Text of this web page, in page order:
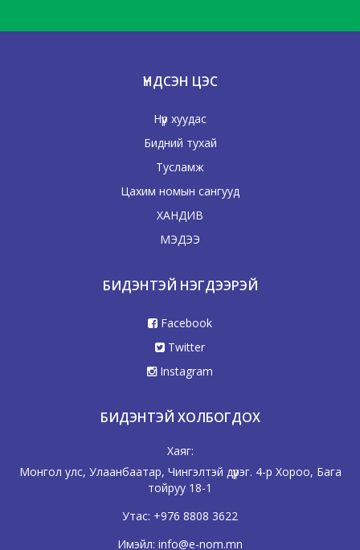
ҮНДСЭН ЦЭС
Нүүр хуудас
Бидний тухай
Тусламж
Цахим номын сангууд
ХАНДИВ
МЭДЭЭ
БИДЭНТЭЙ НЭГДЭЭРЭЙ
Facebook
Twitter
Instagram
БИДЭНТЭЙ ХОЛБОГДОХ
Хаяг:
Монгол улс, Улаанбаатар, Чингэлтэй дүүрэг. 4-р Хороо, Бага
тойруу 18-1
Утас: +976 8808 3622
Имэйл: info@e-nom.mn